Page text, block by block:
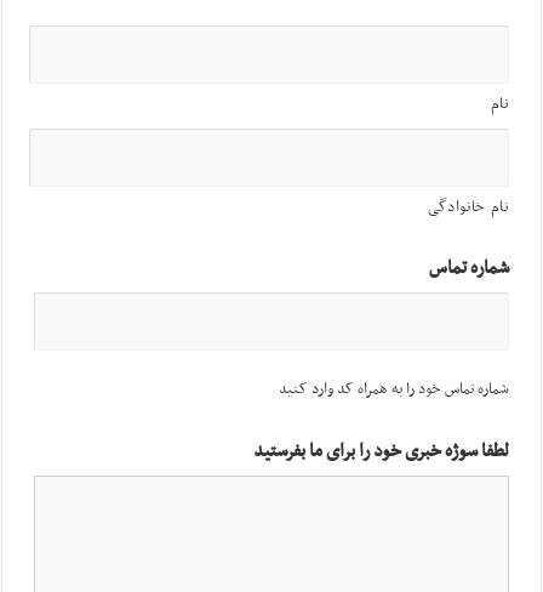
نام
نام خانوادگی
شماره تماس
شماره تماس خود را به همراه کد وارد کنید
لطفا سوژه خبری خود را برای ما بفرستید